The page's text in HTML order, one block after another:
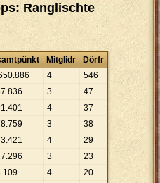
Ranglischte
Mitglidr
Dörfr
.886 4
546
.836 3
47
.401 4
37
.759 3
38
.421 4
29
.296 3
23
.109 4
20